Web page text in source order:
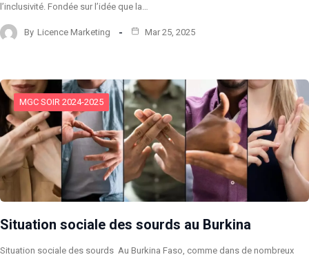
l’inclusivité. Fondée sur l’idée que la…
By Licence Marketing Mar 25, 2025
MGC SOIR 2024-2025
Situation sociale des sourds au Burkina
Situation sociale des sourds Au Burkina Faso, comme dans de nombreux